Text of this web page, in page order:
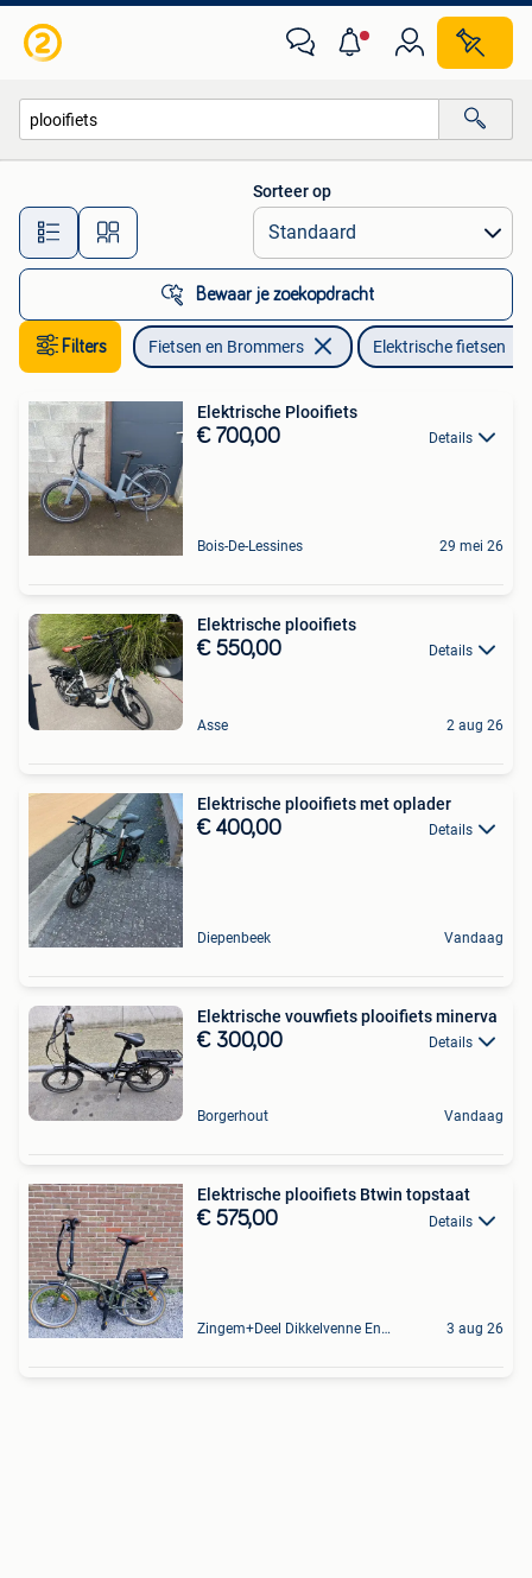
Alle afstanden…
Sorteer op
Bewaar je zoekopdracht
Filters Fietsen en Brommers Elektrische fietsen
Elektrische Plooifiets
€ 700,00 Details
Bois-De-Lessines 29 mei 26
Elektrische plooifiets
€ 550,00 Details
Asse 2 aug 26
Elektrische plooifiets met oplader
€ 400,00 Details
Diepenbeek Vandaag
Elektrische vouwfiets plooifiets minerva
€ 300,00 Details
Borgerhout Vandaag
Elektrische plooifiets Btwin topstaat
€ 575,00 Details
Zingem+Deel Dikkelvenne En Nederzwalm-Hermelgem 3 aug 26